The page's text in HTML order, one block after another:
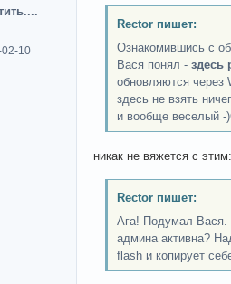
02-10
Rector пишет:
Ознакомившись с
Вася понял - здесь
обновляются через
здесь не взять
и вообще веселый
никак не вяжется с этим:
Rector пишет:
Ага! Подумал Вася.
админа активна?
flash и копирует